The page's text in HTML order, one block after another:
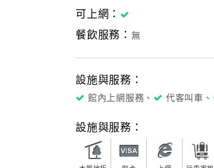
可上網：
餐飲服務： 無
設施與服務：
館內上網服務、 代客叫車、
設施與服務：